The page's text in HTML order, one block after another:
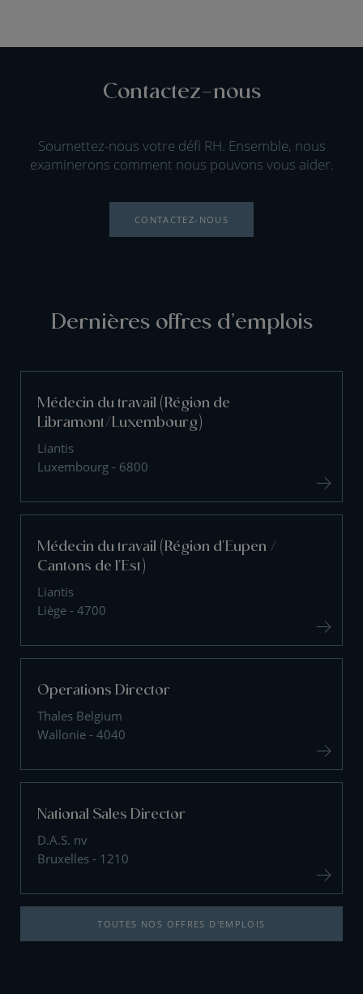
Contactez-nous
Soumettez-nous votre défi RH. Ensemble, nous
examinerons comment nous pouvons vous aider.
CONTACTEZ-NOUS
Dernières offres d'emplois
Médecin du travail (Région de
Libramont/Luxembourg)
Liantis
Luxembourg - 6800
Médecin du travail (Région d'Eupen /
Cantons de l'Est)
Liantis
Liège - 4700
Operations Director
Thales Belgium
Wallonie - 4040
National Sales Director
D.A.S. nv
Bruxelles - 1210
TOUTES NOS OFFRES D'EMPLOIS